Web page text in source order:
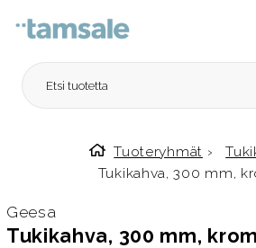
Etusivulle
Tuoteryhmät ›
Tukikahva, 300 mm,
Geesa
Tukikahva, 300 mm,